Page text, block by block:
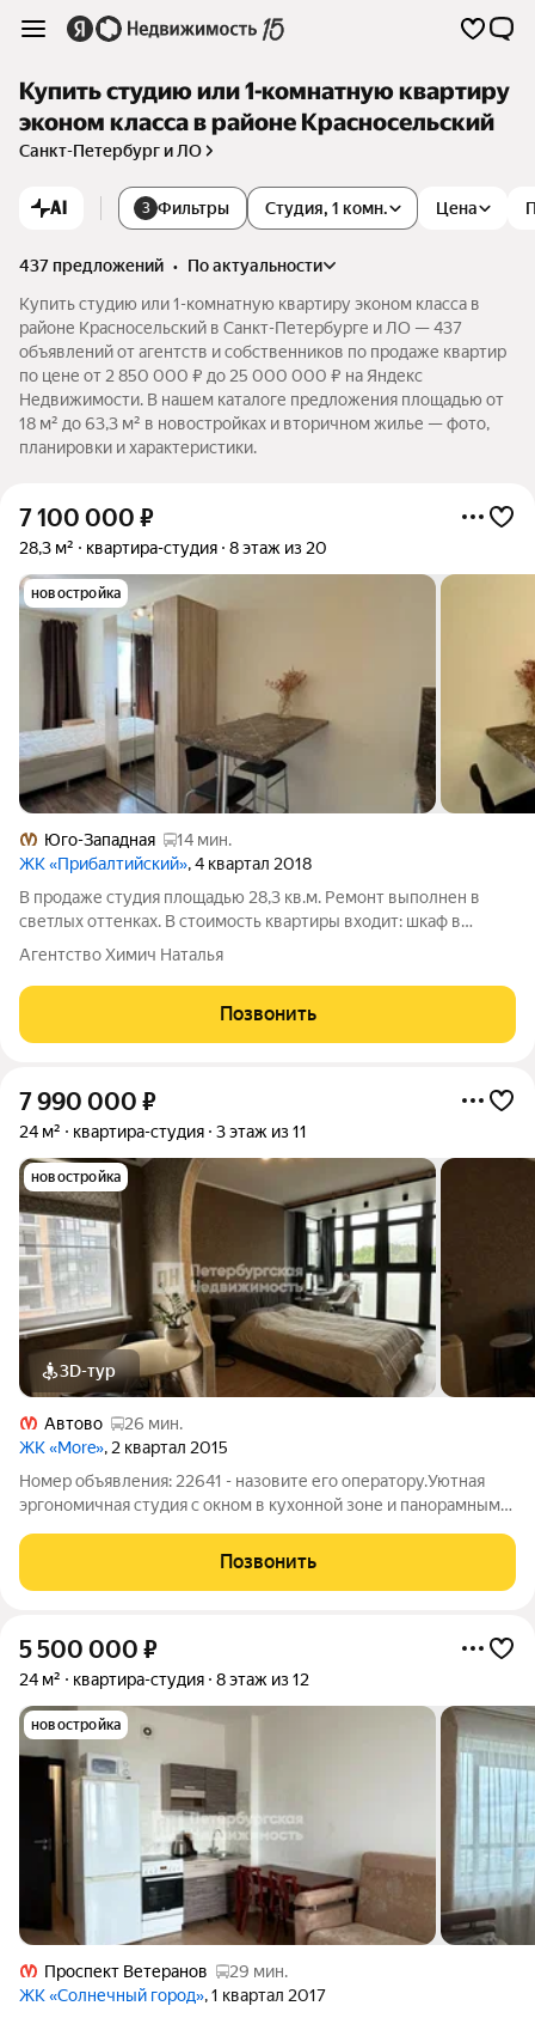
Купить студию или 1-комнатную квартиру
эконом класса в районе Красносельский
Санкт-Петербург и ЛО
AI 3 Фильтры Студия, 1 комн. Цена
437 предложений •
по актуальности
Купить студию или 1-комнатную квартиру эконом класса в
районе Красносельский в Санкт-Петербурге и ЛО — 437
объявлений от агентств и собственников по продаже квартир
по цене от 2 850 000 ₽ до 25 000 000 ₽ на Яндекс
Недвижимости. В нашем каталоге предложения площадью от
18 м² до 63,3 м² в новостройках и вторичном жилье — фото,
планировки и характеристики.
7 100 000 ₽
28,3 м² квартира-студия 8 этаж из 20
новостройка
Юго-Западная
14 мин.
ЖК «Прибалтийский», 4 квартал 2018
В продаже студия площадью 28,3 кв.м. Ремонт выполнен в
светлых оттенках. В стоимость квартиры входит: шкаф в
коридоре. В санузел - тумба под раковину с раковиной,
раковина, вытяжка, варочная
Агентство Химич Наталья
Позвонить
7 990 000 ₽
24 м² квартира-студия 3 этаж из 11
новостройка
3D-тур
Автово
26 мин.
ЖК «More», 2 квартал 2015
Номер объявления: 22641 - назовите его оператору.Уютная
эргономичная студия с окном в кухонной зоне и панорамным
квартале ЖК «МОРЕ». Объект с мебелью и техникой,
полностью подходит для комфортного
Позвонить
5 500 000 ₽
24 м² квартира-студия 8 этаж из 12
новостройка
Проспект Ветеранов
29 мин.
ЖК «Солнечный город», 1 квартал 2017